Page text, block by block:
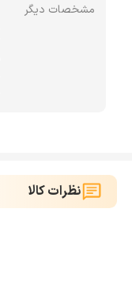
مشخصات دیگر
نظرات کالا